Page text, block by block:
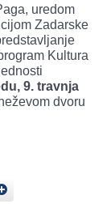
uredom
Zadarske
Kultura
9. travnja
dvoru